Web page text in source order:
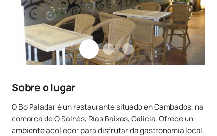
Sobre o lugar
O Bo Paladar é un restaurante situado en Cambados, na
comarca de O Salnés, Rías Baixas, Galicia. Ofrece un
ambiente acolledor para disfrutar da gastronomía local.